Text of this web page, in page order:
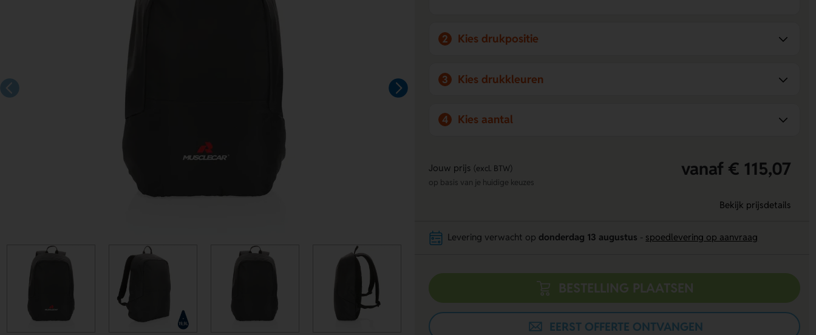
2 Kies drukpositie
3 Kies drukkleuren
4 Kies aantal
Jouw prijs (excl. BTW) vanaf € 115,07
op basis van je huidige keuzes
Bekijk prijsdetails
Levering verwacht op donderdag 13 augustus spoedlevering op aanvraag
BESTELLING PLAATSEN
EERST OFFERTE ONTVANGEN